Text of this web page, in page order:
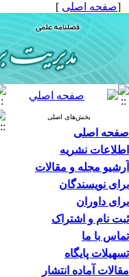
[صفحه اصلی ]
بخش‌های اصلی
صفحه اصلی
اطلاعات نشریه
آرشیو مجله و مقالات
برای نویسندگان
برای داوران
ثبت نام و اشتراک
تماس با ما
تسهیلات پایگاه
مقالات آماده انتشار